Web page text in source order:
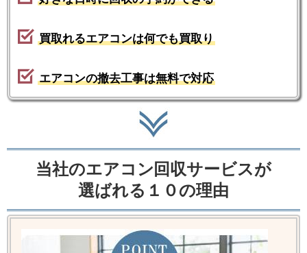
買取れるエアコンは何でも買取り
エアコンの撤去工事は無料で対応
当社のエアコン回収サービスが
選ばれる１０の理由